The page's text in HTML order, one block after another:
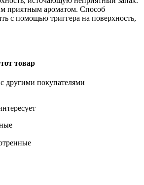
приятным ароматом. Способ
с помощью триггера на поверхность,
товар
другими покупателями